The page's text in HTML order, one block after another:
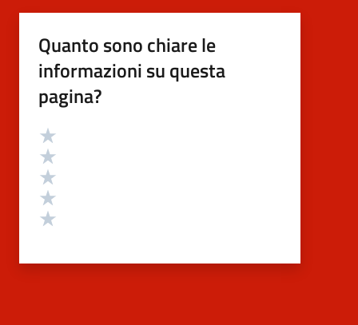
Quanto sono chiare le
informazioni su questa
pagina?
Valutazione